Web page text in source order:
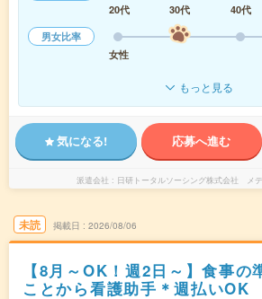
20代
30代 40代
男女比率
女性
もっと見る
気になる! 応募へ進む
派遣会社 日研トータルソーシング株式会社 メ
未読 掲載日 2026/08/06
【8月～OK！週2日～】食事の
ことから看護助手＊週払いOK